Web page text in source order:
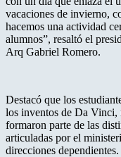
vacaciones de invierno,
hacemos una actividad
alumnos”, resaltó el
Arq Gabriel Romero.
Destacó que los
los inventos de Da Vinci,
formaron parte de las
articuladas por el
direcciones dependientes.